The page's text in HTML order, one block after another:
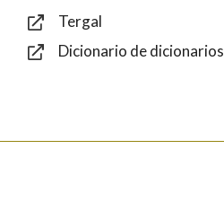
Tergal
Dicionario de dicionarios